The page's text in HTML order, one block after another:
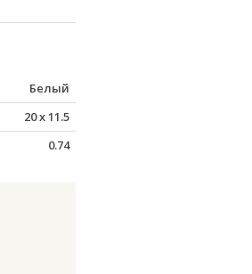
Белый
20x11.5
0.74